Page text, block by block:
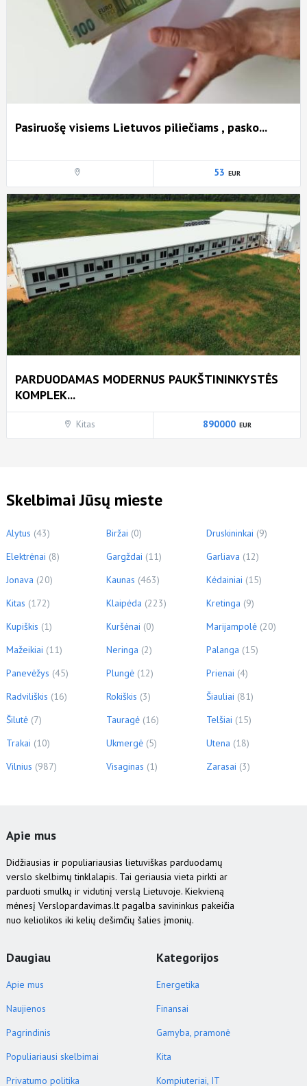
Pasiruošę visiems Lietuvos piliečiams , pasko...
53
PARDUODAMAS MODERNUS PAUKŠTININKYSTĖS
KOMPLEK...
Kitas 890000
Skelbimai Jūsų mieste
Alytus (43) Biržai (0) Druskininkai (9)
Elektrėnai (8) Gargždai (11) Garliava (12)
Jonava (20) Kaunas (463) Kėdainiai (15)
Kitas (172) Klaipėda (223) Kretinga (9)
Kupiškis (1) Kuršėnai (0) Marijampolė (20)
Mažeikiai (11) Neringa (2) Palanga (15)
Panevėžys (45) Plungė (12) Prienai (4)
Radviliškis (16) Rokiškis (3) Šiauliai (81)
Šilutė (7) Tauragė (16) Telšiai (15)
Trakai (10) Ukmergė (5) Utena (18)
Vilnius (987) Visaginas (1) Zarasai (3)
Apie mus
Didžiausias ir populiariausias lietuviškas parduodamų
verslo skelbimų tinklalapis. Tai geriausia vieta pirkti ar
parduoti smulkų ir vidutinį verslą Lietuvoje. Kiekvieną
mėnesį Verslopardavimas.lt pagalba savininkus pakeičia
nuo keliolikos iki kelių dešimčių šalies įmonių.
Daugiau
Apie mus
Naujienos
Pagrindinis
Populiariausi skelbimai
Privatumo politika
Kategorijos
Energetika
Finansai
Gamyba, pramonė
Kita
Kompiuteriai, IT